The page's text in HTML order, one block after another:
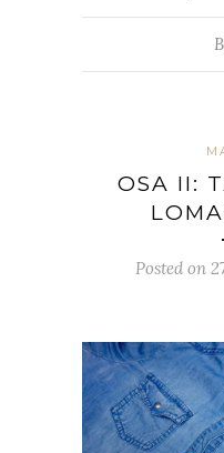
OSA II:
Posted on